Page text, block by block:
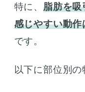
特に、脂肪を吸
感じやすい動
です。
以下に部位別の